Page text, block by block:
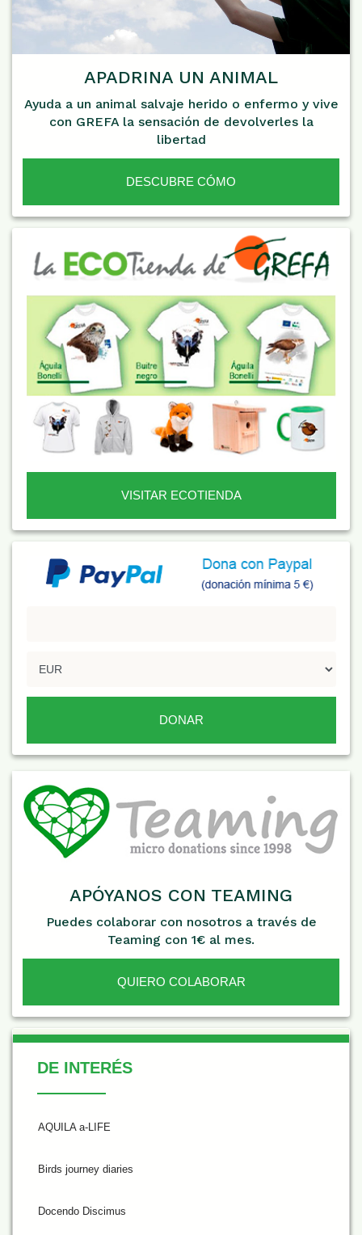
APADRINA UN ANIMAL
Ayuda a un animal salvaje herido o enfermo y vive
con GREFA la sensación de devolverles la
libertad
DESCUBRE CÓMO
VISITAR ECOTIENDA
APÓYANOS CON TEAMING
Puedes colaborar con nosotros a través de
Teaming con 1€ al mes.
QUIERO COLABORAR
De Interés
DE INTERÉS
AQUILA a-LIFE
Birds journey diaries
Docendo Discimus